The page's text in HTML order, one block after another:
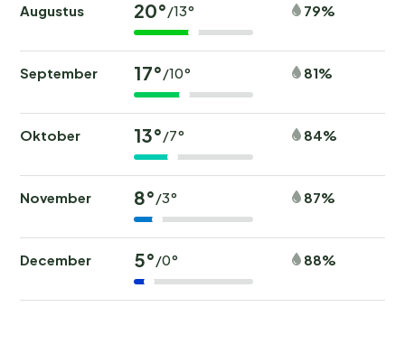
Augustus 20°/13° 79%
September 17°/10° 81%
Oktober 13°/7° 84%
November 8°/3° 87%
December 5°/0° 88%